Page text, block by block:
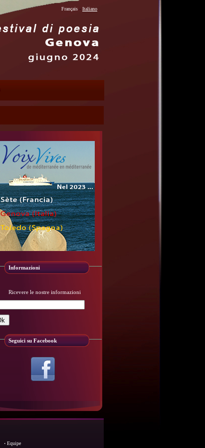
Français - Italiano
Informazioni
Ricevere le nostre informazioni
Seguici su Facebook
· Equipe